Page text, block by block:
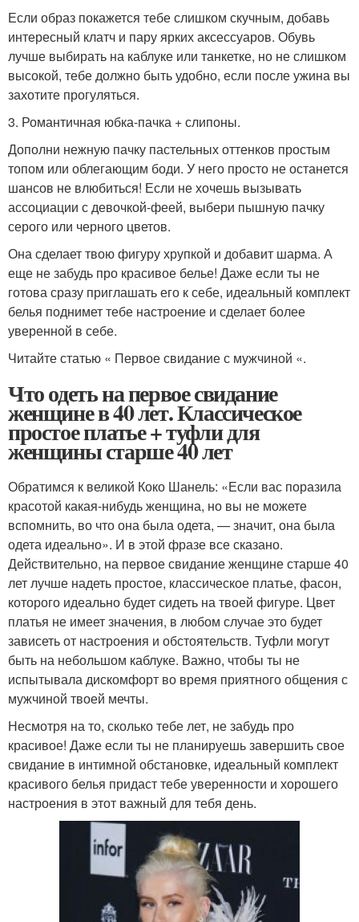
Если образ покажется тебе слишком скучным, добавь
интересный клатч и пару ярких аксессуаров. Обувь
лучше выбирать на каблуке или танкетке, но не слишком
высокой, тебе должно быть удобно, если после ужина вы
захотите прогуляться.
3. Романтичная юбка-пачка + слипоны.
Дополни нежную пачку пастельных оттенков простым
топом или облегающим боди. У него просто не останется
шансов не влюбиться! Если не хочешь вызывать
ассоциации с девочкой-феей, выбери пышную пачку
серого или черного цветов.
Она сделает твою фигуру хрупкой и добавит шарма. А
еще не забудь про красивое белье! Даже если ты не
готова сразу приглашать его к себе, идеальный комплект
белья поднимет тебе настроение и сделает более
уверенной в себе.
Читайте статью « Первое свидание с мужчиной «.
Что одеть на первое свидание
женщине в 40 лет. Классическое
простое платье + туфли для
женщины старше 40 лет
Обратимся к великой Коко Шанель: «Если вас поразила
красотой какая-нибудь женщина, но вы не можете
вспомнить, во что она была одета, — значит, она была
одета идеально». И в этой фразе все сказано.
Действительно, на первое свидание женщине старше 40
лет лучше надеть простое, классическое платье, фасон,
которого идеально будет сидеть на твоей фигуре. Цвет
платья не имеет значения, в любом случае это будет
зависеть от настроения и обстоятельств. Туфли могут
быть на небольшом каблуке. Важно, чтобы ты не
испытывала дискомфорт во время приятного общения с
мужчиной твоей мечты.
Несмотря на то, сколько тебе лет, не забудь про
красивое! Даже если ты не планируешь завершить свое
свидание в интимной обстановке, идеальный комплект
красивого белья придаст тебе уверенности и хорошего
настроения в этот важный для тебя день.